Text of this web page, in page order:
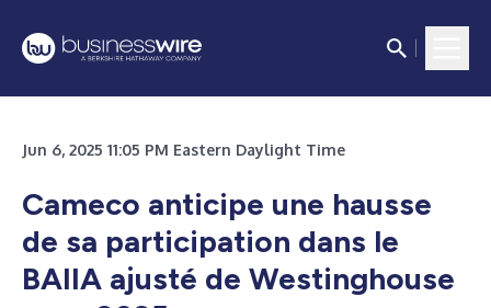
Jun 6, 2025 11:05 PM Eastern Daylight Time
Cameco anticipe une hausse
de sa participation dans le
BAIIA ajusté de Westinghouse